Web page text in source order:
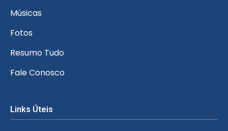
Músicas
Fotos
Resumo Tudo
Fale Conosco
Links Úteis